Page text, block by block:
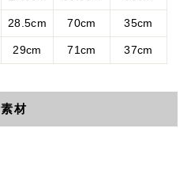
28.5cm 70cm 35cm
29cm 71cm 37cm
素材